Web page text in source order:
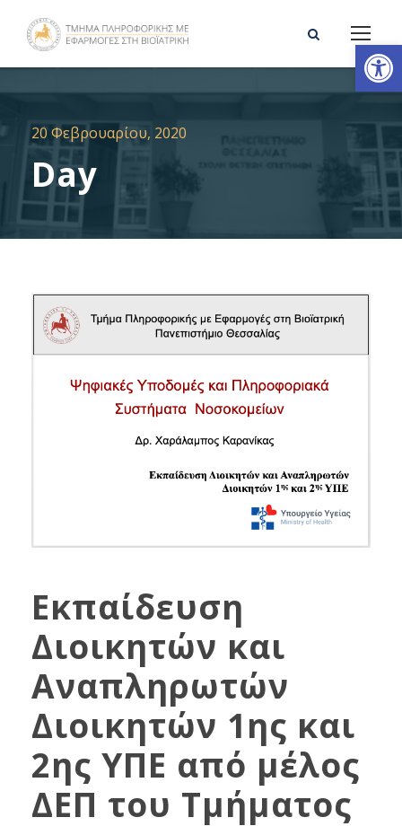
Ανοίξτε τη γραμμή εργαλείων
20 Φεβρουαρίου, 2020
Day
Εκπαίδευση
Διοικητών και
Αναπληρωτών
Διοικητών 1ης και
2ης ΥΠΕ από μέλος
ΔΕΠ του Τμήματος